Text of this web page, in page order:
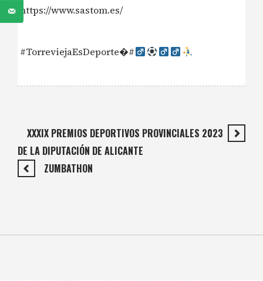
https://www.sastom.es/
#TorreviejaEsDeporte�#‍
XXXIX PREMIOS DEPORTIVOS PROVINCIALES 2023
DE LA DIPUTACIÓN DE ALICANTE
ZUMBATHON